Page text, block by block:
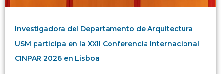
Investigadora del Departamento de Arquitectura
USM participa en la XXII Conferencia Internacional
CINPAR 2026 en Lisboa